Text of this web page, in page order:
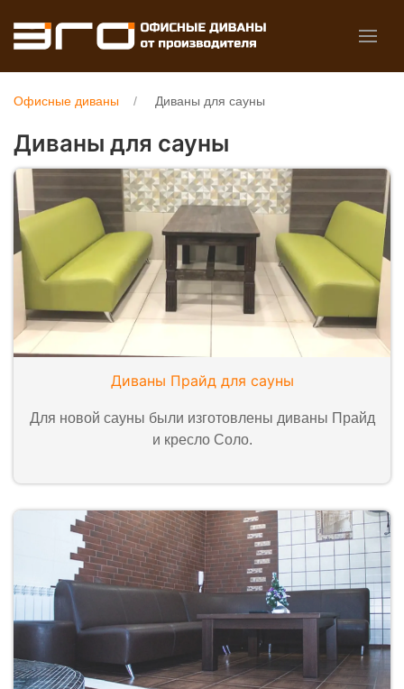
Офисные диваны Диваны для сауны
Диваны для сауны
Диваны Прайд для сауны
Для новой сауны были изготовлены диваны Прайд
и кресло Соло.